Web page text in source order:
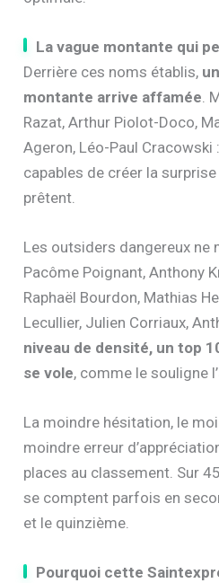
La vague montante qui
Derrière ces noms établis,
montante arrive affamée .
Razat, Arthur Piolot-Doco,
Ageron, Léo-Paul
capables de créer la
prêtent.
Les outsiders dangereux ne
Pacôme Poignant, Anthony
Raphaël Bourdon, Mathias
Lecullier, Julien Corriaux,
niveau de densité, un top
se vole, comme le souligne
La moindre hésitation, le
moindre erreur
places au classement. Sur
se comptent parfois en
et le quinzième.
Pourquoi cette